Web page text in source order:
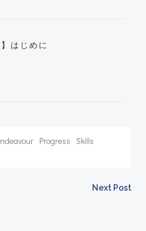
はじめに
Progress Skills
Next Post